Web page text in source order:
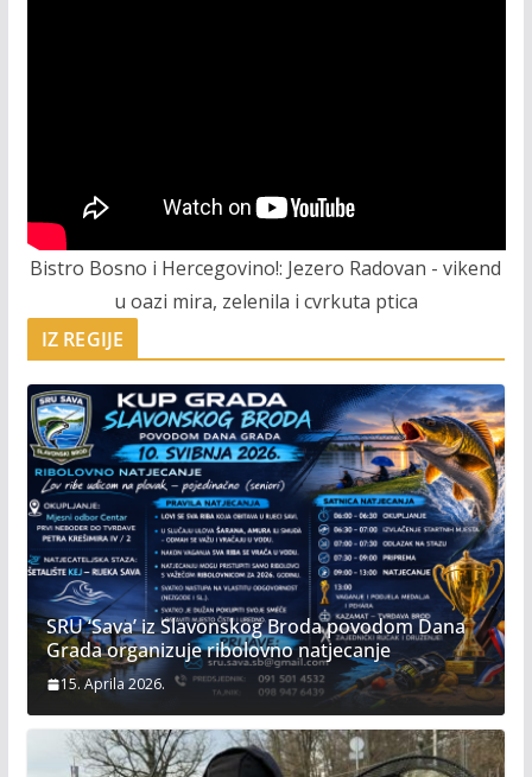
Bistro Bosno i Hercegovino!: Jezero Radovan - vikend
u oazi mira, zelenila i cvrkuta ptica
IZ REGIJE
SRU ‘Sava’ iz Slavonskog Broda povodom Dana
Grada organizuje ribolovno natjecanje
15. Aprila 2026.